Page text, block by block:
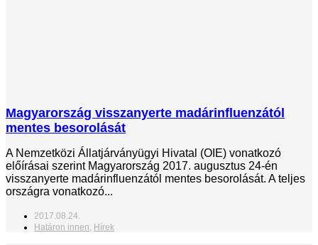
Magyarország visszanyerte madárinfluenzától
mentes besorolását
A Nemzetközi Állatjárványügyi Hivatal (OIE) vonatkozó
előírásai szerint Magyarország 2017. augusztus 24-én
visszanyerte madárinfluenzától mentes besorolását. A teljes
országra vonatkozó...
2017.08.24.
Határon innen, Hírek